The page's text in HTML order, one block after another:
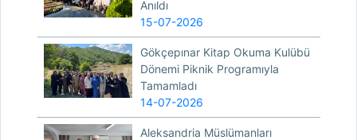
Anıldı
15-07-2026
Gökçepınar Kitap Okuma Kulübü
Dönemi Piknik Programıyla
Tamamladı
14-07-2026
Aleksandria Müslümanları